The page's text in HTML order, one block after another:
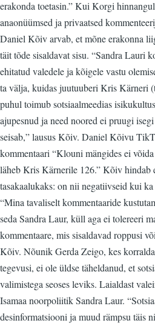
erakonda toetasin.” Kui Korgi
anaonüümsed ja privaatsed
Daniel Kõiv arvab, et mõne erakonna
täit tõde sisaldavat sisu. “Sandra Lauri
ehitatud valedele ja kõigele vastu
ta välja, kuidas juutuuberi Kris Kärneri
puhul toimub sotsiaalmeedias
ajupesnud ja need noored ei pruugi
seisab,” lausus Kõiv. Daniel Kõivu
kommentaari “Klouni mängides ei
läheb Kris Kärnerile 126.” Kõiv hindab
tasakaalukaks: on nii negatiivseid kui
“Mina tavaliselt kommentaaride
seda Sandra Laur, küll aga ei tolereeri
kommentaare, mis sisaldavad roppusi
Kõiv. Nõunik Gerda Zeigo, kes
tegevusi, ei ole üldse täheldanud, et
valimistega seoses leviks. Laialdast
Isamaa noorpoliitik Sandra Laur.
desinformatsiooni ja muud rämpsu täis